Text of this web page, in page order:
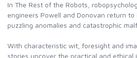
In The Rest of the Robots,
engineers Powell and Donovan return
puzzling anomalies and catastrophic
With characteristic wit, foresight and
stories uncover the practical and ethical